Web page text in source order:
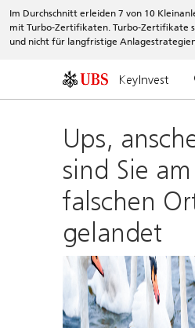
Im Durchschnitt erleiden 7 von 10
mit Turbo-Zertifikaten. Turbo-Zertifikate
und nicht für langfristige
KeyInvest
Ups,
sind Sie am
falschen
gelandet